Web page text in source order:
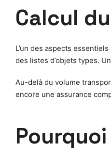
Calcul
L’un des aspects
des listes d’objets types.
Au-delà du volume
encore une assurance